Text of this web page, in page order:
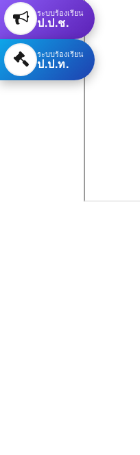
ระบบร้องเรียน
ป.ป.ช.
ระบบร้องเรียน
ป.ป.ท.